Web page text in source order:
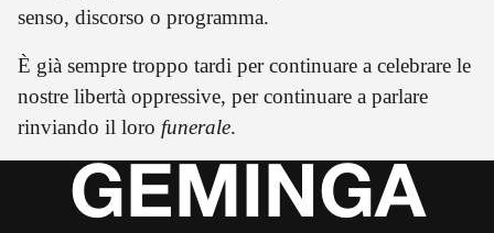
senso, discorso o programma.
È già sempre troppo tardi per continuare a celebrare le
nostre libertà oppressive, per continuare a parlare
rinviando il loro funerale.
GEMINGA